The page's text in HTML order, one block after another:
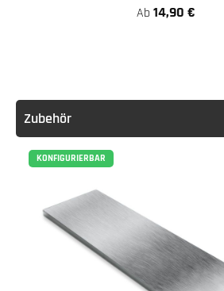
Ab 14,90 €
Zubehör
KONFIGURIERBAR